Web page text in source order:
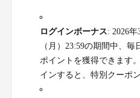
ログインボーナス: 2026
（月）23:59の期間中、
ポイントを獲得できます
インすると、特別クーポ